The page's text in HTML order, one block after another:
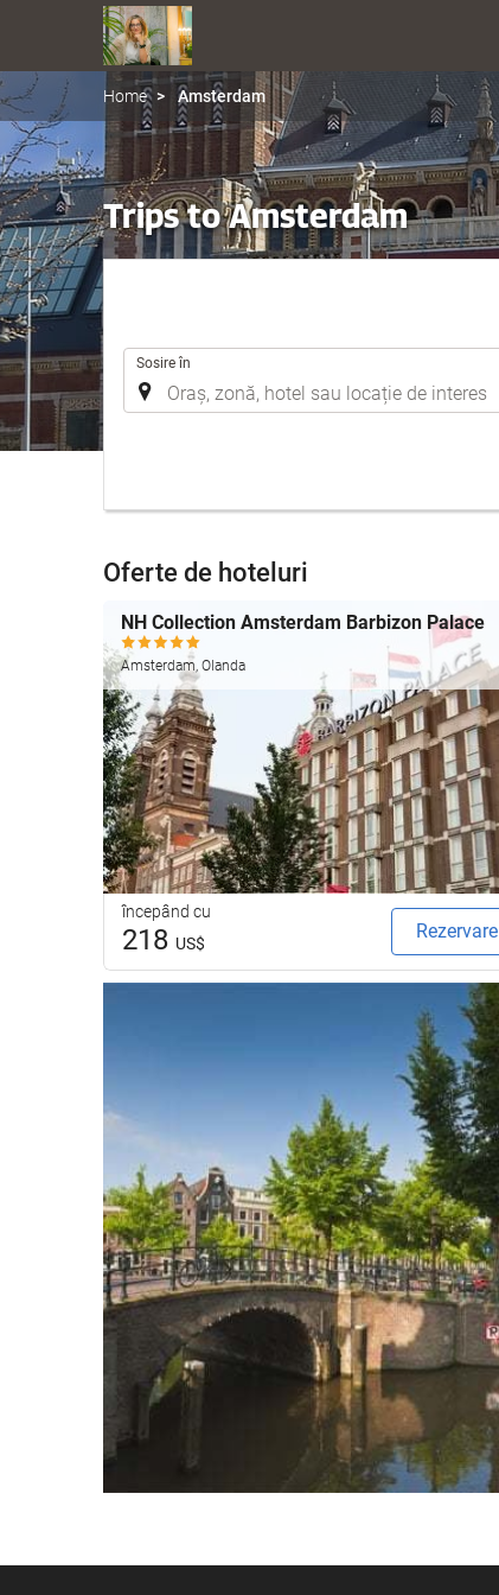
Home Amsterdam
Trips to Amsterdam
Sosire în
Oferte de hoteluri
NH Collection Amsterdam Barbizon Palace
Amsterdam, Olanda
începând cu
218 US$
Rezervare